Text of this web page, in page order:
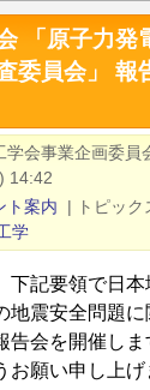
「原子力発
委員会」 報
学会事業企画委員
14:42
ト案内 | トピック
学
下記要領で日
地震安全問題に
告会を開催し
お願い申し上げ